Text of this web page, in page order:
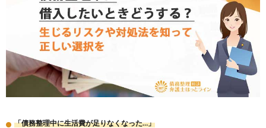
「債務整理中に生活費が足りなくなった…」